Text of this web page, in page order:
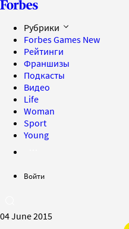
Рубрики
Forbes Games New
Рейтинги
Франшизы
Подкасты
Видео
Life
Woman
Sport
Young
Войти
04 June 2015